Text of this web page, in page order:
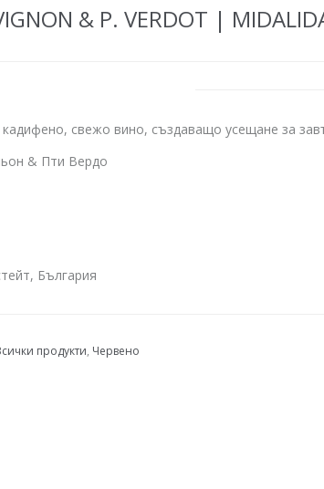
& P. VERDOT |
свежо вино, създаващо усещане за
& Пти Вердо
България
продукти, Червено